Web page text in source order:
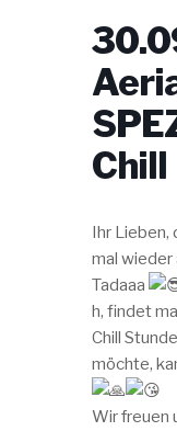
Chill
Ihr Lieben,
mal wieder
Tadaaa
h, findet
Chill
möchte,
Wir freuen